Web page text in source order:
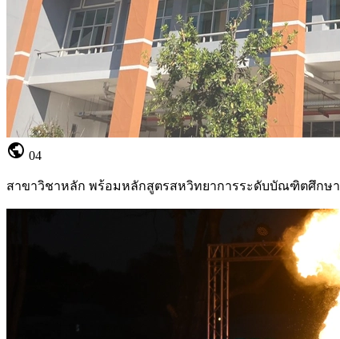
public 04
สาขาวิชาหลัก พร้อมหลักสูตรสหวิทยาการระดับบัณฑิตศึกษา